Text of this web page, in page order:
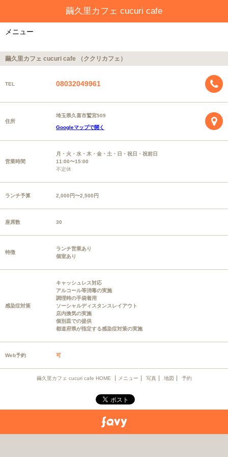
繭久里カフェ cucuri cafe
メニュー
繭久里カフェ cucuri cafe （ククリカフェ）
TEL 08032049961
住所
埼玉県久喜市鷲宮509
Googleマップで開く
営業時間
月・火・水・木・金・土・日・祝日・祝前日
11:00〜15:00
不定休
ランチ予算 2,000円〜2,500円
座席数 30
特徴
ランチ営業あり
個室あり
感染症対策
キャッシュレス対応
アルコール等消毒の実施
調理時の手袋着用
ソーシャルディスタンスレイアウト
店内換気の実施
個別皿での提供
都道府県が指定する感染症対策の実施
Web予約 可
繭久里カフェ cucuri cafe HOME メニュー 写真 地図 予約